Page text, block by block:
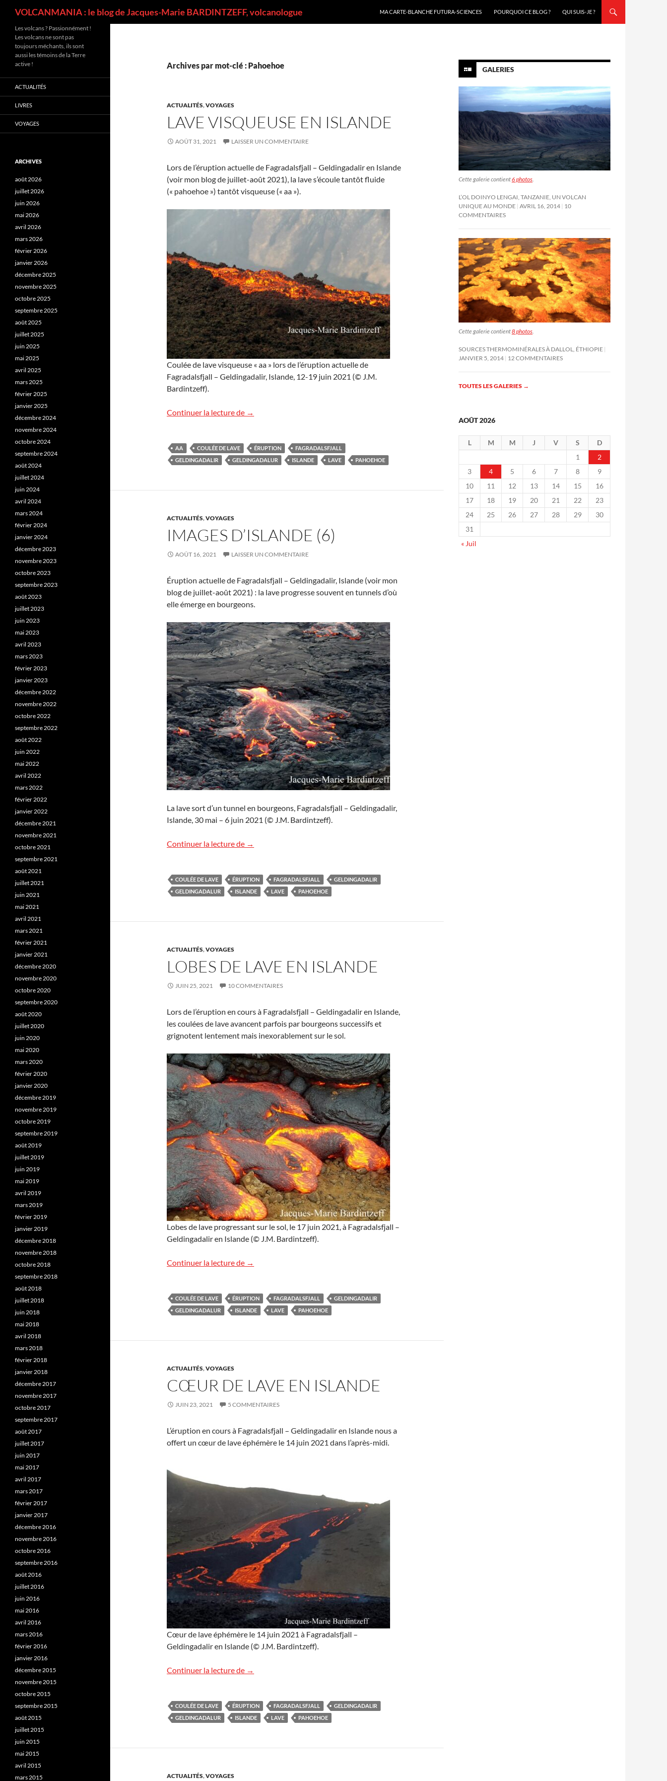
VOLCANMANIA : le blog de Jacques-Marie BARDINTZEFF, volcanologue
MA CARTE-BLANCHE FUTURA-SCIENCES
POURQUOI CE BLOG ? QUI SUIS-JE ?
Archives par mot-clé : Pahoehoe
ACTUALITÉS,VOYAGES
LAVE VISQUEUSE EN ISLANDE
AOÛT 31, 2021 LAISSER UN COMMENTAIRE
Lors de l’éruption actuelle de Fagradalsfjall – Geldingadalir en Islande
(voir mon blog de juillet-août 2021), la lave s’écoule tantôt fluide
(« pahoehoe ») tantôt visqueuse (« aa »).
Coulée de lave visqueuse « aa » lors de l’éruption actuelle de
Fagradalsfjall – Geldingadalir, Islande, 12-19 juin 2021 (© J.M.
Bardintzeff).
Continuer la lecture de Lave visqueuse en Islande
→
AA COULÉE DE LAVE ÉRUPTION
FAGRADALSFJALL
GELDINGADALIR
GELDINGADALUR ISLANDE LAVE PAHOEHOE
ACTUALITÉS,VOYAGES
IMAGES D’ISLANDE (6)
AOÛT 16, 2021 LAISSER UN COMMENTAIRE
Éruption actuelle de Fagradalsfjall – Geldingadalir, Islande (voir mon
blog de juillet-août 2021) : la lave progresse souvent en tunnels d’où
elle émerge en bourgeons.
La lave sort d’un tunnel en bourgeons, Fagradalsfjall – Geldingadalir,
Islande, 30 mai – 6 juin 2021 (© J.M. Bardintzeff).
Continuer la lecture de Images d’Islande (6)
→
COULÉE DE LAVE ÉRUPTION FAGRADALSFJALL
GELDINGADALIR
GELDINGADALUR
ISLANDE LAVE PAHOEHOE
ACTUALITÉS,VOYAGES
LOBES DE LAVE EN ISLANDE
JUIN 25, 2021 10 COMMENTAIRES
Lors de l’éruption en cours à Fagradalsfjall – Geldingadalir en Islande,
les coulées de lave avancent parfois par bourgeons successifs et
grignotent lentement mais inexorablement sur le sol.
Lobes de lave progressant sur le sol, le 17 juin 2021, à Fagradalsfjall –
Geldingadalir en Islande (© J.M. Bardintzeff).
Continuer la lecture de Lobes de lave en Islande
→
COULÉE DE LAVE ÉRUPTION FAGRADALSFJALL
GELDINGADALIR
GELDINGADALUR
ISLANDE LAVE PAHOEHOE
ACTUALITÉS,VOYAGES
CŒUR DE LAVE EN ISLANDE
JUIN 23, 2021 5 COMMENTAIRES
L’éruption en cours à Fagradalsfjall – Geldingadalir en Islande nous a
offert un cœur de lave éphémère le 14 juin 2021 dans l’après-midi.
Cœur de lave éphémère le 14 juin 2021 à Fagradalsfjall –
Geldingadalir en Islande (© J.M. Bardintzeff).
Continuer la lecture de Cœur de lave en Islande
→
COULÉE DE LAVE ÉRUPTION FAGRADALSFJALL
GELDINGADALIR
GELDINGADALUR
ISLANDE LAVE PAHOEHOE
ACTUALITÉS,VOYAGES
GALERIES
Cette galerie contient6 photos.
L’OL DOINYO LENGAI, TANZANIE, UN VOLCAN
UNIQUE AU MONDE AVRIL 16, 2014 10
COMMENTAIRES
Cette galerie contient8 photos
SOURCES THERMOMINÉRALES À DALLOL, ÉTHIOPIE
JANVIER 5, 2014 12 COMMENTAIRES
TOUTES LES GALERIES →
AOÛT 2026
L M M J V S
D
1
2
3
4 5 6 7 8
9
10
11 12 13 14 15
16
17
18 19 20 21 22
23
24
25 26 27 28 29
30
31
« Juil
Les volcans ? Passionnément !
Les volcans ne sont pas
toujours méchants, ils sont
aussi les témoins de la Terre
active !
ACTUALITÉS
LIVRES
VOYAGES
ARCHIVES
août 2026
juillet 2026
juin 2026
mai 2026
avril 2026
mars 2026
février 2026
janvier 2026
décembre 2025
novembre 2025
octobre 2025
septembre 2025
août 2025
juillet 2025
juin 2025
mai 2025
avril 2025
mars 2025
février 2025
janvier 2025
décembre 2024
novembre 2024
octobre 2024
septembre 2024
août 2024
juillet 2024
juin 2024
avril 2024
mars 2024
février 2024
janvier 2024
décembre 2023
novembre 2023
octobre 2023
septembre 2023
août 2023
juillet 2023
juin 2023
mai 2023
avril 2023
mars 2023
février 2023
janvier 2023
décembre 2022
novembre 2022
octobre 2022
septembre 2022
août 2022
juin 2022
mai 2022
avril 2022
mars 2022
février 2022
janvier 2022
décembre 2021
novembre 2021
octobre 2021
septembre 2021
août 2021
juillet 2021
juin 2021
mai 2021
avril 2021
mars 2021
février 2021
janvier 2021
décembre 2020
novembre 2020
octobre 2020
septembre 2020
août 2020
juillet 2020
juin 2020
mai 2020
mars 2020
février 2020
janvier 2020
décembre 2019
novembre 2019
octobre 2019
septembre 2019
août 2019
juillet 2019
juin 2019
mai 2019
avril 2019
mars 2019
février 2019
janvier 2019
décembre 2018
novembre 2018
octobre 2018
septembre 2018
août 2018
juillet 2018
juin 2018
mai 2018
avril 2018
mars 2018
février 2018
janvier 2018
décembre 2017
novembre 2017
octobre 2017
septembre 2017
août 2017
juillet 2017
juin 2017
mai 2017
avril 2017
mars 2017
février 2017
janvier 2017
décembre 2016
novembre 2016
octobre 2016
septembre 2016
août 2016
juillet 2016
juin 2016
mai 2016
avril 2016
mars 2016
février 2016
janvier 2016
décembre 2015
novembre 2015
octobre 2015
septembre 2015
août 2015
juillet 2015
juin 2015
mai 2015
avril 2015
mars 2015